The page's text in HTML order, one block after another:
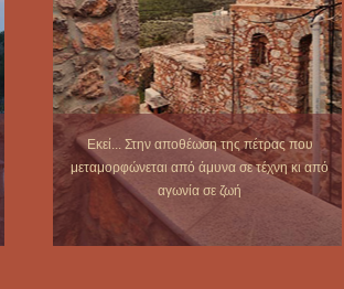
Εκεί... Στην αποθέωση της πέτρας που
μεταμορφώνεται από άμυνα σε τέχνη κι από
αγωνία σε ζωή